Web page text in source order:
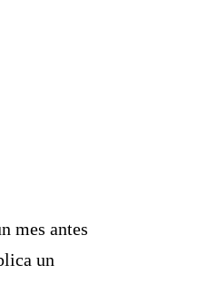
mes antes
un